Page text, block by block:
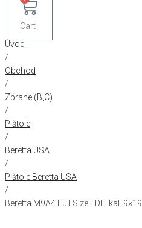
Cart
Úvod
/
Obchod
/
Zbrane (B,C)
/
Pištole
/
Beretta USA
/
Pištole Beretta USA
/
Beretta M9A4 Full Size FDE, kal. 9×19